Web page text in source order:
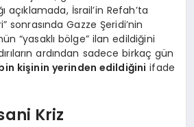
açıklamada, İsrail’in Refah’ta
sonrasında Gazze Şeridi’nin
“yasaklı bölge” ilan edildiğini
ardından sadece birkaç gün
kişinin yerinden edildiğini ifade
Kriz